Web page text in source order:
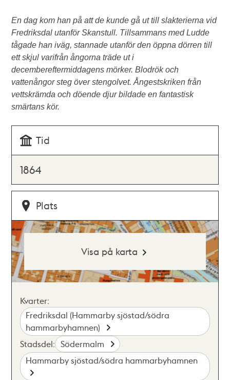
En dag kom han på att de kunde gå ut till slakterierna vid
Fredriksdal utanför Skanstull. Tillsammans med Ludde
tågade han iväg, stannade utanför den öppna dörren till
ett skjul varifrån ångorna träde ut i
decembereftermiddagens mörker. Blodrök och
vattenångor steg över stengolvet. Ångestskriken från
vettskrämda och döende djur bildade en fantastisk
smärtans kör.
Tid
1864
Plats
Visa på karta
Kvarter:
Fredriksdal (Hammarby sjöstad/södra
hammarbyhamnen)
Stadsdel: Södermalm
Hammarby sjöstad/södra hammarbyhamnen